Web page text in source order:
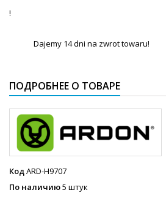
!
Dajemy 14 dni na zwrot towaru!
ПОДРОБНЕЕ О ТОВАРЕ
КодARD-H9707
По наличию5 штук